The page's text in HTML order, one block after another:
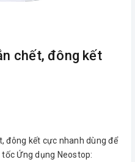
chết, đông kết
đông kết cực nhanh dùng để
Ứng dụng Neostop: